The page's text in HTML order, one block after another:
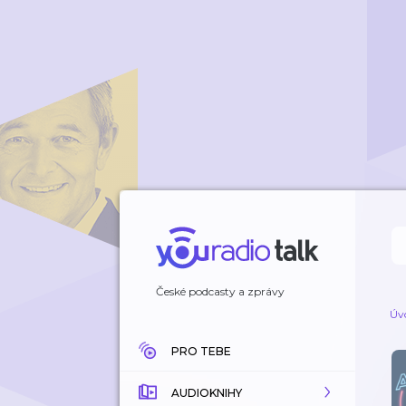
České podcasty a zprávy
PRO TEBE
AUDIOKNIHY